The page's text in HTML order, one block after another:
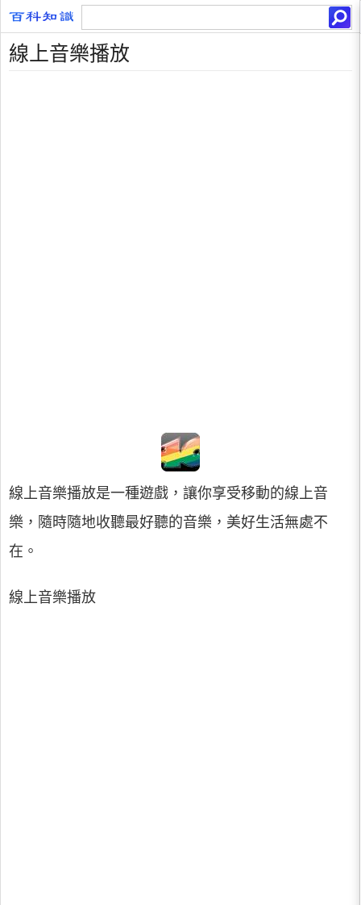
線上音樂播放
線上音樂播放是一種遊戲，讓你享受移動的線上音
樂，隨時隨地收聽最好聽的音樂，美好生活無處不
在。
線上音樂播放